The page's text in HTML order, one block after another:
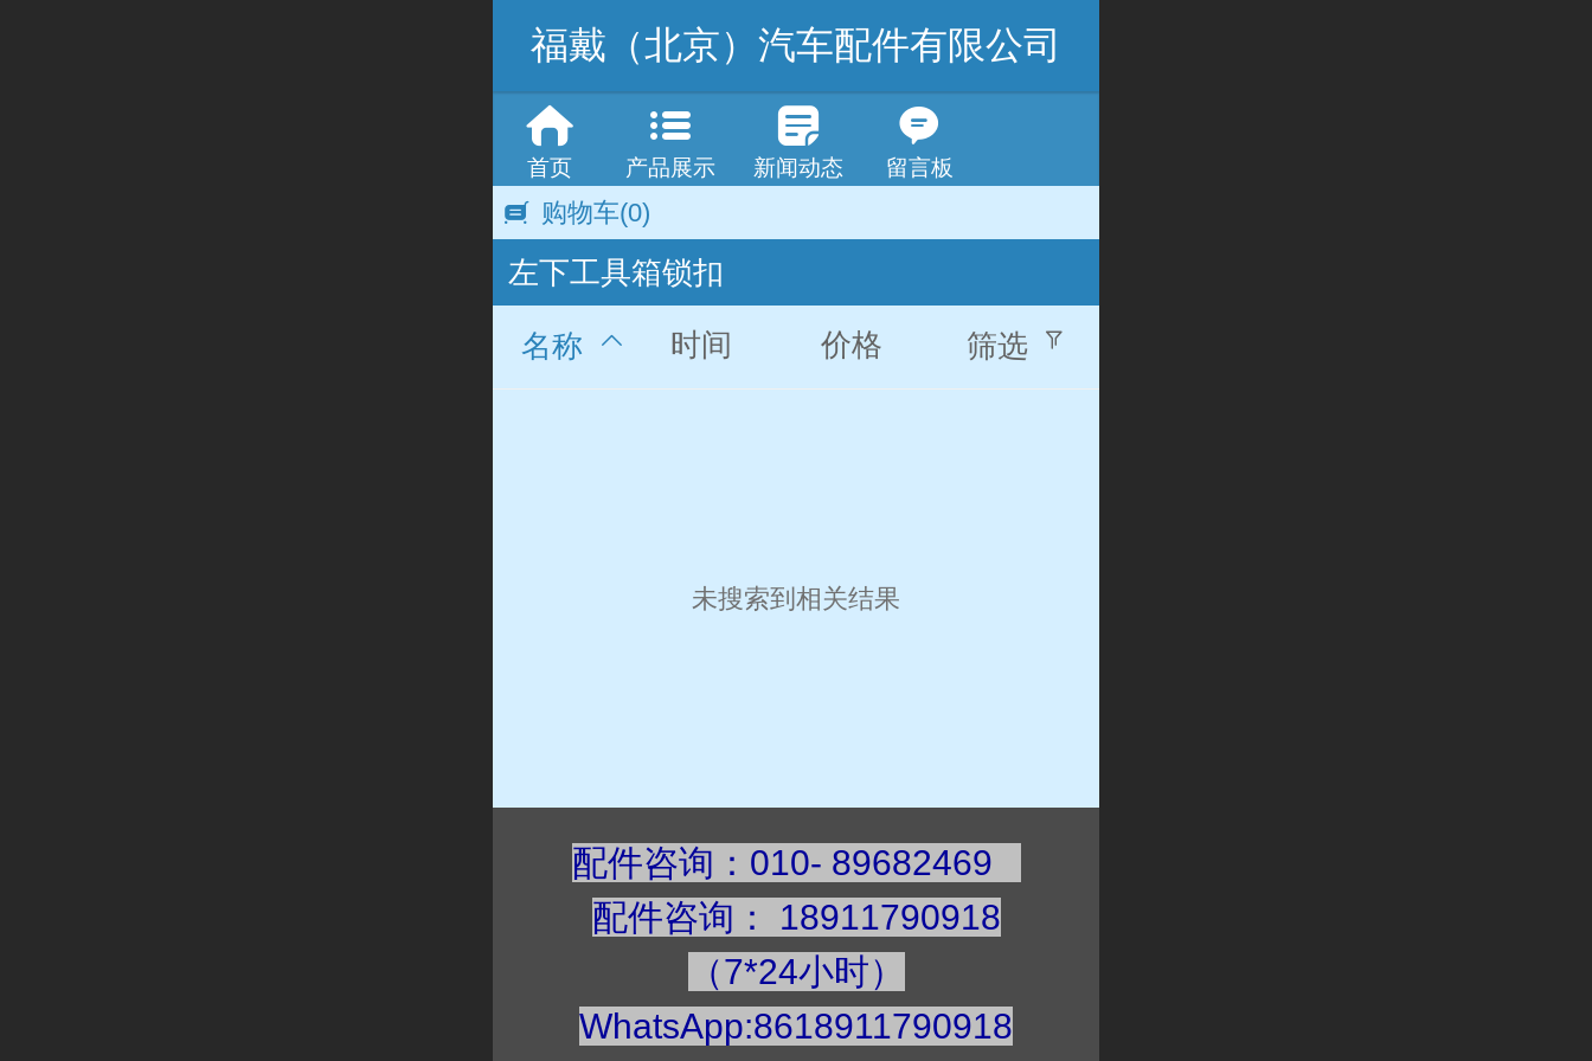
福戴（北京）汽车配件有限公司
首页 产品展示 新闻动态 留言板
购物车(0)
左下工具箱锁扣
名称 时间 价格 筛选
未搜索到相关结果
配件咨询：010- 89682469
配件咨询 ： 18911790918
（7*24小时）
WhatsApp:8618911790918